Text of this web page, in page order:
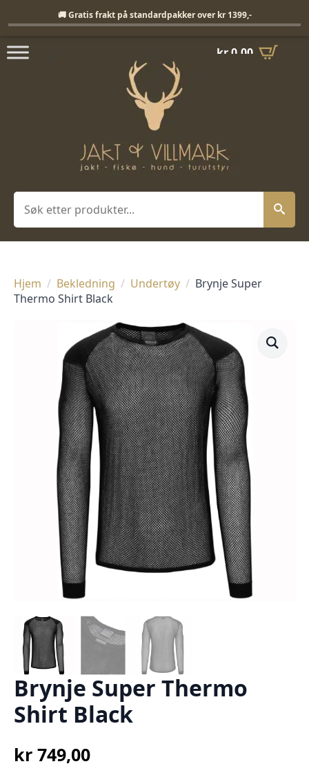
kr0,00
Søk
Hjem Bekledning Undertøy
Brynje Super
Thermo Shirt Black
Brynje Super Thermo
Shirt Black
kr 749,00
🚚 Gratis frakt på standardpakker over kr 1399,-